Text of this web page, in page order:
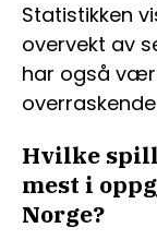
Statistikken
overvekt av
har også
Hvilke
mest i
Norge?